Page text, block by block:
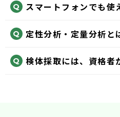
スマートフォンでも使
定性分析・定量分析と
検体採取には、資格者